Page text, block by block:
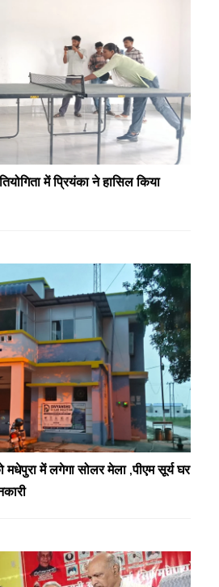
में प्रियंका ने हासिल किया
में लगेगा सोलर मेला ,पीएम सूर्य घर